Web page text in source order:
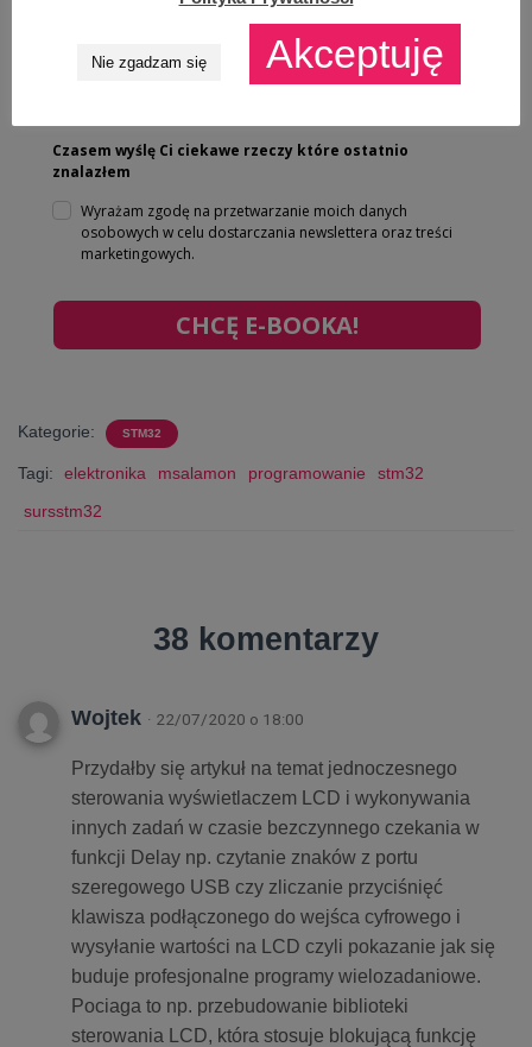
Czasem wyślę Ci ciekawe rzeczy które ostatnio
znalazłem
Wyrażam zgodę na przetwarzanie moich danych
osobowych w celu dostarczania newslettera oraz treści
marketingowych.
CHCĘ E-BOOKA!
Kategorie: STM32
Tagi: elektronika msalamon programowanie
stm32
sursstm32
38 komentarzy
Wojtek · 22/07/2020 o 18:00
Przydałby się artykuł na temat jednoczesnego
sterowania wyświetlaczem LCD i wykonywania
innych zadań w czasie bezczynnego czekania w
funkcji Delay np. czytanie znaków z portu
szeregowego USB czy zliczanie przyciśnięć
klawisza podłączonego do wejśca cyfrowego i
wysyłanie wartości na LCD czyli pokazanie jak się
buduje profesjonalne programy wielozadaniowe.
Pociaga to np. przebudowanie biblioteki
sterowania LCD, która stosuje blokującą funkcję
Nie zgadzam się Akceptuję